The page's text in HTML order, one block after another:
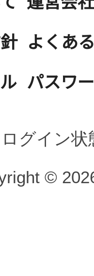
よくあ
パスワ
ログイン
©